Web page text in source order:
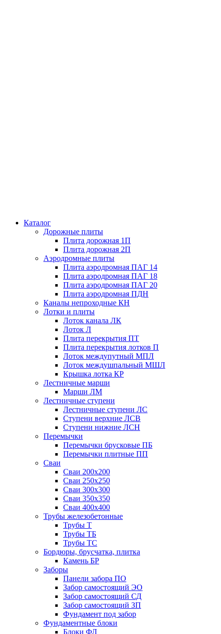
Каталог
Дорожные плиты
Плита дорожная 1П
Плита дорожная 2П
Аэродромные плиты
Плита аэродромная ПАГ 14
Плита аэродромная ПАГ 18
Плита аэродромная ПАГ 20
Плита аэродромная ПДН
Каналы непроходные КН
Лотки и плиты
Лоток канала ЛК
Лоток Л
Плита перекрытия ПТ
Плита перекрытия лотков П
Лоток междупутный МПЛ
Лоток междушпальный МШЛ
Крышка лотка КР
Лестничные марши
Марши ЛМ
Лестничные ступени
Лестничные ступени ЛС
Ступени верхние ЛСВ
Ступени нижние ЛСН
Перемычки
Перемычки брусковые ПБ
Перемычки плитные ПП
Сваи
Сваи 200х200
Сваи 250х250
Сваи 300х300
Сваи 350х350
Сваи 400х400
Трубы железобетонные
Трубы Т
Трубы ТБ
Трубы ТС
Бордюры, брусчатка, плитка
Камень БР
Заборы
Панели забора ПО
Забор самостоящий ЭО
Забор самостоящий СД
Забор самостоящий ЗП
Фyндамент под забор
Фундаментные блоки
Блоки ФЛ